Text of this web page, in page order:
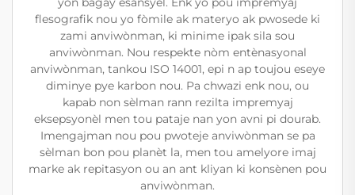
flesografik nou yo fòmile ak materyo ak pwosede ki
zami anviwònman, ki minime ipak sila sou
anviwònman. Nou respekte nòm entènasyonal
anviwònman, tankou ISO 14001, epi n ap toujou eseye
diminye pye karbon nou. Pa chwazi enk nou, ou
kapab non sèlman rann rezilta impremyaj
eksepsyonèl men tou pataje nan yon avni pi dourab.
Imengajman nou pou pwoteje anviwònman se pa
sèlman bon pou planèt la, men tou amelyore imaj
marke ak repitasyon ou an ant kliyan ki konsènen pou
anviwònman.